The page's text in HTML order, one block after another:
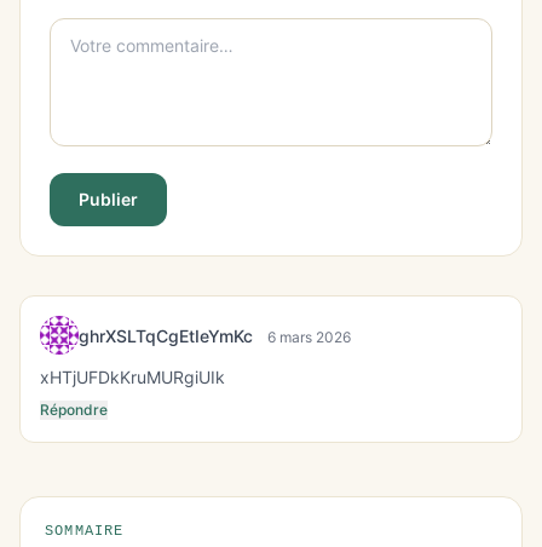
Publier
ghrXSLTqCgEtIeYmKc 6 mars 2026
xHTjUFDkKruMURgiUIk
Répondre
SOMMAIRE